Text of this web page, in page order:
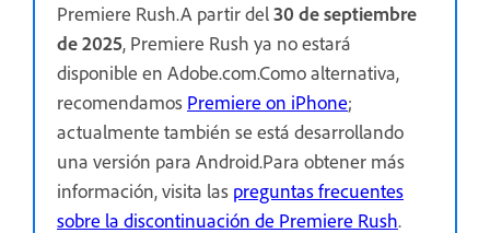
Premiere Rush.A partir del30 de septiembre
de 2025, Premiere Rush ya no estará
disponible en Adobe.com.Como alternativa,
recomendamos Premiere on iPhone;
actualmente también se está desarrollando
una versión para Android.Para obtener más
información, visita las preguntas frecuentes
sobre la discontinuación de Premiere Rush.